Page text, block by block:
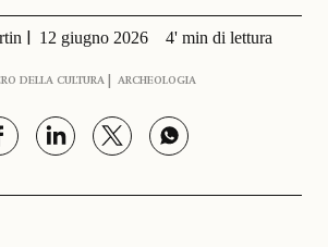
12 giugno 2026 4' min di lettura
DELLA CULTURA ARCHEOLOGIA